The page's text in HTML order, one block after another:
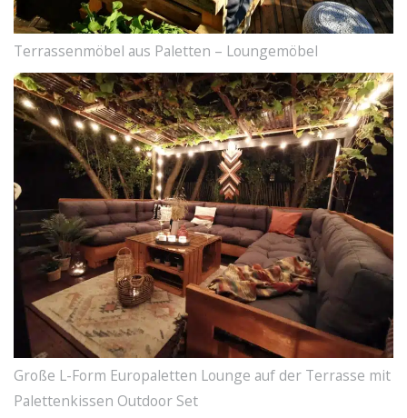
Terrassenmöbel aus Paletten – Loungemöbel
Große L-Form Europaletten Lounge auf der Terrasse mit
Palettenkissen Outdoor Set